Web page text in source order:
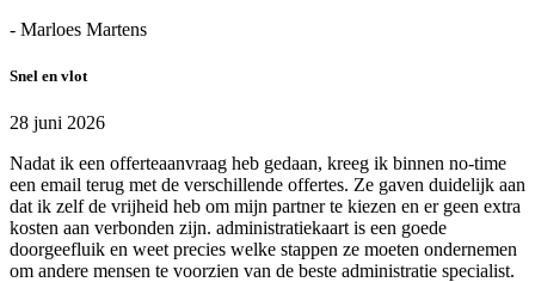
- Marloes Martens
Snel en vlot
28 juni 2026
Nadat ik een offerteaanvraag heb gedaan, kreeg ik binnen no-time
een email terug met de verschillende offertes. Ze gaven duidelijk aan
dat ik zelf de vrijheid heb om mijn partner te kiezen en er geen extra
kosten aan verbonden zijn. administratiekaart is een goede
doorgeefluik en weet precies welke stappen ze moeten ondernemen
om andere mensen te voorzien van de beste administratie specialist.